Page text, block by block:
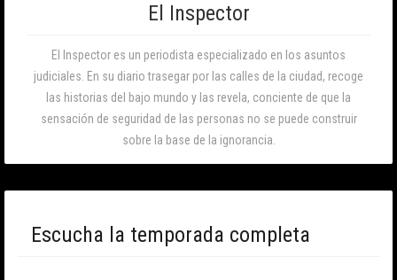
El Inspector
El Inspector es un periodista especializado en los asuntos
judiciales. En su diario trasegar por las calles de la ciudad, recoge
las historias del bajo mundo y las revela, conciente de que la
sensación de seguridad de las personas no se puede construir
sobre la base de la ignorancia.
Escucha la temporada completa